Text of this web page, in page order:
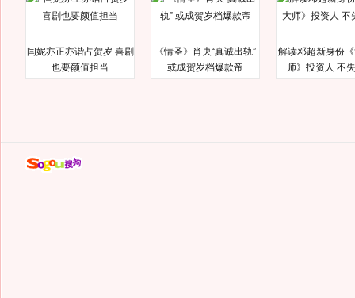
闫妮亦正亦谐占贺岁 喜剧
也要颜值担当
《情圣》肖央“真诚出轨”
或成贺岁档爆款帝
解读邓超新身份
师》投资人 不